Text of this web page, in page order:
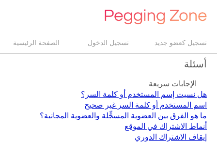
الصفحة الرئيسية تسجيل الدخول تسجيل كعضو جديد
أسئلة
الإجابات سريعة
هل نسيت إسم المستخدم أو كلمة السر؟
اسم المستخدم أو كلمة السر غير صحيح
ما هو الفرق بين العضوية المسجٍّلة والعضوية المجانية؟
أنماط الاشتراك في الموقع
إيقاف الاشتراك الدوري